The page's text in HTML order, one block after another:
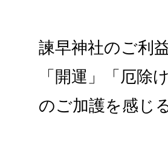
諫早神社のご利
「開運」「厄除
のご加護を感じ